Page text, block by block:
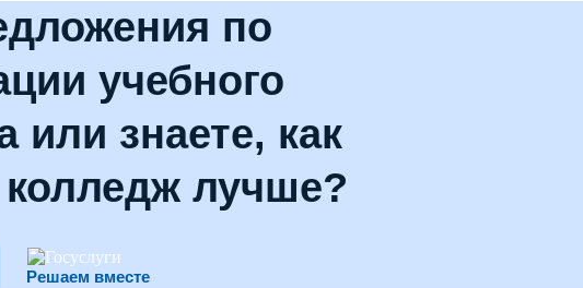
по
учебного
или знаете, как
колледж лучше?
Решаем вместе